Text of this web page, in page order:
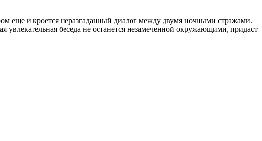
еще и кроется неразгаданный диалог между двумя ночными стражами.
увлекательная беседа не останется незамеченной окружающими, придаст